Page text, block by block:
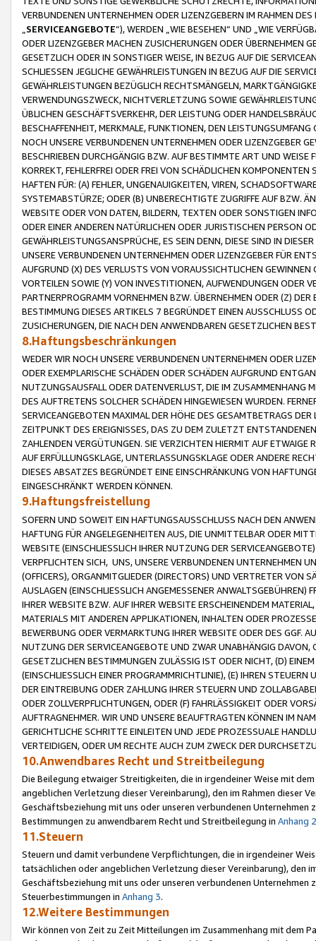
VERBUNDENEN UNTERNEHMEN ODER LIZENZGEBERN IM RAHMEN
SERVICEANGEBOTE“), WERDEN „WIE BESEHEN“ UND „WIE
ODER LIZENZGEBER MACHEN ZUSICHERUNGEN ODER ÜBERNEHMEN
GESETZLICH ODER IN SONSTIGER WEISE, IN BEZUG AUF DIE
SCHLIESSEN JEGLICHE GEWÄHRLEISTUNGEN IN BEZUG AUF DIE
GEWÄHRLEISTUNGEN BEZÜGLICH RECHTSMÄNGELN,
VERWENDUNGSZWECK, NICHTVERLETZUNG SOWIE
ÜBLICHEN GESCHÄFTSVERKEHR, DER LEISTUNG ODER
BESCHAFFENHEIT, MERKMALE, FUNKTIONEN, DEN
NOCH UNSERE VERBUNDENEN UNTERNEHMEN ODER LIZENZGEBER
BESCHRIEBEN DURCHGÄNGIG BZW. AUF BESTIMMTE ART UND
KORREKT, FEHLERFREI ODER FREI VON SCHÄDLICHEN
HAFTEN FÜR: (A) FEHLER, UNGENAUIGKEITEN, VIREN,
SYSTEMABSTÜRZE; ODER (B) UNBERECHTIGTE ZUGRIFFE AUF BZW.
WEBSITE ODER VON DATEN, BILDERN, TEXTEN ODER SONSTIGEN
ODER EINER ANDEREN NATÜRLICHEN ODER JURISTISCHEN PERSON
GEWÄHRLEISTUNGSANSPRÜCHE, ES SEIN DENN, DIESE SIND IN
UNSERE VERBUNDENEN UNTERNEHMEN ODER LIZENZGEBER FÜR
AUFGRUND (X) DES VERLUSTS VON VORAUSSICHTLICHEN
VORTEILEN SOWIE (Y) VON INVESTITIONEN, AUFWENDUNGEN ODER
PARTNERPROGRAMM VORNEHMEN BZW. ÜBERNEHMEN ODER (Z)
BESTIMMUNG DIESES ARTIKELS 7 BEGRÜNDET EINEN AUSSCHLUSS
ZUSICHERUNGEN, DIE NACH DEN ANWENDBAREN GESETZLICHEN
8.Haftungsbeschränkungen
WEDER WIR NOCH UNSERE VERBUNDENEN UNTERNEHMEN ODER
ODER EXEMPLARISCHE SCHÄDEN ODER SCHÄDEN AUFGRUND
NUTZUNGSAUSFALL ODER DATENVERLUST, DIE IM ZUSAMMENHANG
DES AUFTRETENS SOLCHER SCHÄDEN HINGEWIESEN WURDEN.
SERVICEANGEBOTEN MAXIMAL DER HÖHE DES GESAMTBETRAGS
ZEITPUNKT DES EREIGNISSES, DAS ZU DEM ZULETZT
ZAHLENDEN VERGÜTUNGEN. SIE VERZICHTEN HIERMIT AUF
AUF ERFÜLLUNGSKLAGE, UNTERLASSUNGSKLAGE ODER ANDERE
DIESES ABSATZES BEGRÜNDET EINE EINSCHRÄNKUNG VON
EINGESCHRÄNKT WERDEN KÖNNEN.
9.Haftungsfreistellung
SOFERN UND SOWEIT EIN HAFTUNGSAUSSCHLUSS NACH DEN
HAFTUNG FÜR ANGELEGENHEITEN AUS, DIE UNMITTELBAR ODER
WEBSITE (EINSCHLIESSLICH IHRER NUTZUNG DER
VERPFLICHTEN SICH, UNS, UNSERE VERBUNDENEN UNTERNEHMEN
(OFFICERS), ORGANMITGLIEDER (DIRECTORS) UND VERTRETER VON
AUSLAGEN (EINSCHLIESSLICH ANGEMESSENER
IHRER WEBSITE BZW. AUF IHRER WEBSITE ERSCHEINENDEM
MATERIALS MIT ANDEREN APPLIKATIONEN, INHALTEN ODER
BEWERBUNG ODER VERMARKTUNG IHRER WEBSITE ODER DES GGF.
NUTZUNG DER SERVICEANGEBOTE UND ZWAR UNABHÄNGIG
GESETZLICHEN BESTIMMUNGEN ZULÄSSIG IST ODER NICHT, (D)
(EINSCHLIESSLICH EINER PROGRAMMRICHTLINIE), (E) IHREN
DER EINTREIBUNG ODER ZAHLUNG IHRER STEUERN UND
ODER ZOLLVERPFLICHTUNGEN, ODER (F) FAHRLÄSSIGKEIT ODER
AUFTRAGNEHMER. WIR UND UNSERE BEAUFTRAGTEN KÖNNEN IM
GERICHTLICHE SCHRITTE EINLEITEN UND JEDE PROZESSUALE
VERTEIDIGEN, ODER UM RECHTE AUCH ZUM ZWECK DER
10.Anwendbares Recht und Streitbeilegung
Die Beilegung etwaiger Streitigkeiten, die in irgendeiner Weise mit
angeblichen Verletzung dieser Vereinbarung), den im Rahmen dieser
Geschäftsbeziehung mit uns oder unseren verbundenen
Bestimmungen zu anwendbarem Recht und Streitbeilegung in Anhang 2
11.Steuern
Steuern und damit verbundene Verpflichtungen, die in irgendeiner
tatsächlichen oder angeblichen Verletzung dieser Vereinbarung), den
Geschäftsbeziehung mit uns oder unseren verbundenen
Steuerbestimmungen in Anhang 3.
12.Weitere Bestimmungen
Wir können von Zeit zu Zeit Mitteilungen im Zusammenhang mit dem